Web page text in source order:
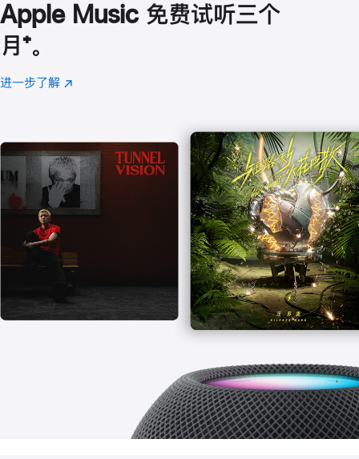
Apple Music 免费试听三个
月 脚
注
⁺。
进一步了解 Apple
(在
口
中
打
开)